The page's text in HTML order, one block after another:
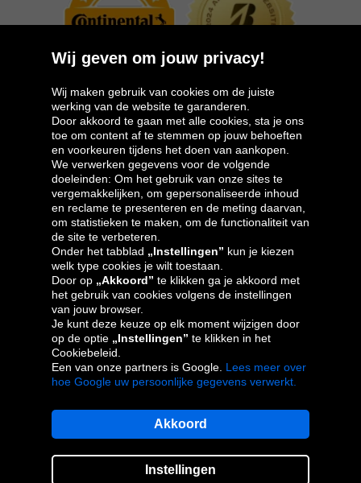
Oponeo-groep
Česká
republika
Deutschland Éire España
France Magyarország
Österreich
republika
Kingdom
Sitemaps
Wij geven om jouw privacy!
Wij maken gebruik van cookies om de juiste
werking van de website te garanderen.
Door akkoord te gaan met alle cookies, sta je ons
toe om content af te stemmen op jouw behoeften
en voorkeuren tijdens het doen van aankopen.
We verwerken gegevens voor de volgende
doeleinden: Om het gebruik van onze sites te
vergemakkelijken, om gepersonaliseerde inhoud
en reclame te presenteren en de meting daarvan,
om statistieken te maken, om de functionaliteit van
de site te verbeteren.
Onder het tabblad „Instellingen” kun je kiezen
welk type cookies je wilt toestaan.
Door op „Akkoord” te klikken ga je akkoord met
het gebruik van cookies volgens de instellingen
van jouw browser.
Je kunt deze keuze op elk moment wijzigen door
op de optie „Instellingen” te klikken in het
Cookiebeleid.
Een van onze partners is Google. Lees meer over
hoe Google uw persoonlijke gegevens verwerkt.
Instellingen
Akkoord